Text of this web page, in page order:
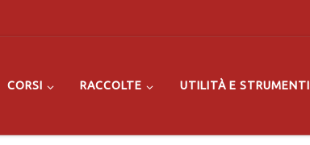
CORSI RACCOLTE UTILITÀ E STRUMENTI